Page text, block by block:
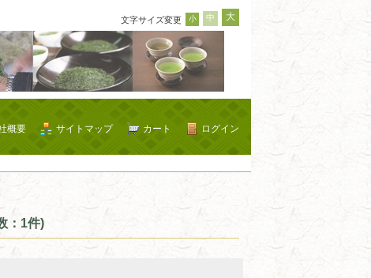
文字サイズ変更 小 中 大
ログイン
カート
サイトマップ
概要
：1件)